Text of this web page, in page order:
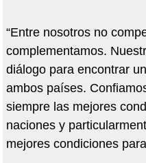
“Entre nosotros no
complementamos.
diálogo para encontrar
ambos países.
siempre las mejores
naciones y
mejores condiciones